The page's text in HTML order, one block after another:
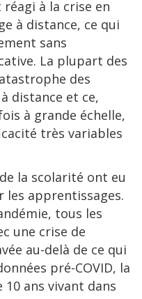
à la crise en
à distance, ce qui
sans
La plupart des
des
distance et ce,
à grande échelle,
très variables
la scolarité ont eu
les apprentissages.
tous les
une crise de
au-delà de ce qui
pré-COVID, la
ans vivant dans